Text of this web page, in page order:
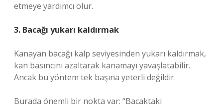
etmeye yardımcı olur.
3. Bacağı yukarı kaldırmak
Kanayan bacağı kalp seviyesinden yukarı kaldırmak,
kan basıncını azaltarak kanamayı yavaşlatabilir.
Ancak bu yöntem tek başına yeterli değildir.
Burada önemli bir nokta var: “Bacaktaki